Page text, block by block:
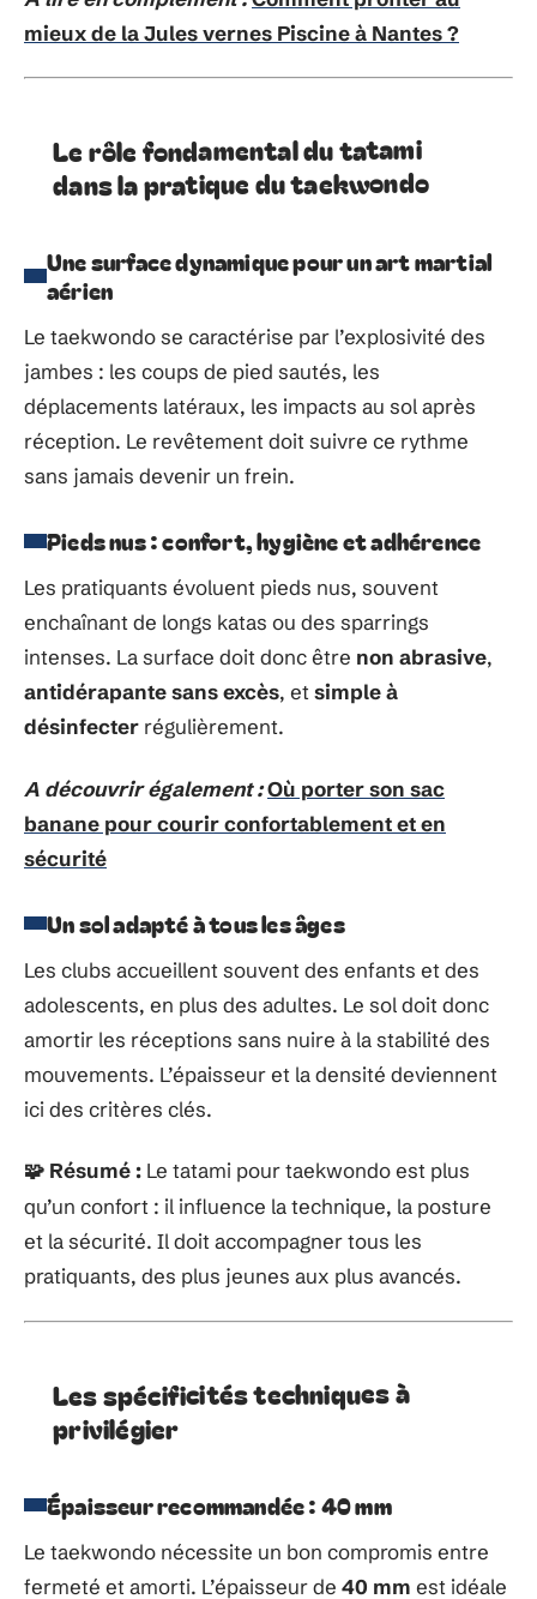
mieux de la Jules vernes Piscine à Nantes ?
Le rôle fondamental du tatami
dans la pratique du taekwondo
Une surface dynamique pour un art martial
aérien
Le taekwondo se caractérise par l’explosivité des
jambes : les coups de pied sautés, les
déplacements latéraux, les impacts au sol après
réception. Le revêtement doit suivre ce rythme
sans jamais devenir un frein.
Pieds nus : confort, hygiène et adhérence
Les pratiquants évoluent pieds nus, souvent
enchaînant de longs katas ou des sparrings
intenses. La surface doit donc être non abrasive,
antidérapante sans excès, et simple à
désinfecter régulièrement.
A découvrir également :Où porter son sac
banane pour courir confortablement et en
sécurité
Un sol adapté à tous les âges
Les clubs accueillent souvent des enfants et des
adolescents, en plus des adultes. Le sol doit donc
amortir les réceptions sans nuire à la stabilité des
mouvements. L’épaisseur et la densité deviennent
ici des critères clés.
🧩 Résumé : Le tatami pour taekwondo est plus
qu’un confort : il influence la technique, la posture
et la sécurité. Il doit accompagner tous les
pratiquants, des plus jeunes aux plus avancés.
Les spécificités techniques à
privilégier
Épaisseur recommandée : 40 mm
Le taekwondo nécessite un bon compromis entre
fermeté et amorti. L’épaisseur de 40 mm est idéale